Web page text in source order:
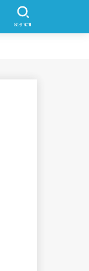
SEARCH